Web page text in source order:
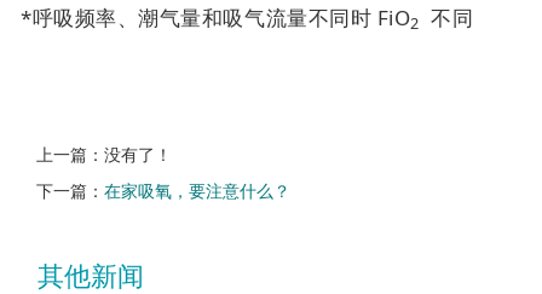
*呼吸频率、潮气量和吸气流量不同时 FiO2 不同
上一篇：没有了！
下一篇： 在家吸氧，要注意什么？
其他新闻